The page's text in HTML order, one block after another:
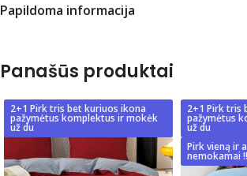
Papildoma informacija
Panašūs produktai
2+1 Pirk tris bet kuriuos ikona
pažymėtus komplektus ir mokėk
už du
2+1 Pirk tris
pažymėtus
už du
Pirk vieną ir
nemokamai